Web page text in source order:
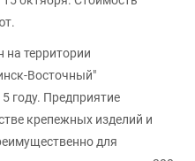
территории
Восточный"
году. Предприятие
крепежных изделий и
для